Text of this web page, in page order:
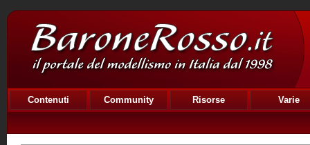
Contenuti Community Risorse Varie